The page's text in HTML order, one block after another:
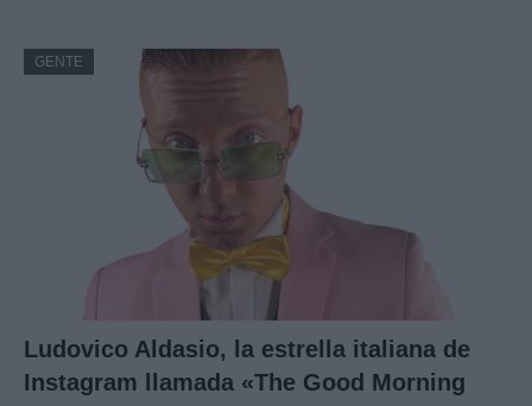
GENTE
Ludovico Aldasio, la estrella italiana de
Instagram llamada «The Good Morning